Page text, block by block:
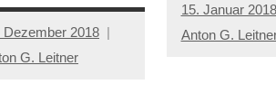
Dezember 2018
G. Leitner
15. Januar 2018
Anton G.